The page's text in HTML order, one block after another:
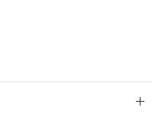
当社基準）
非含有を証明す